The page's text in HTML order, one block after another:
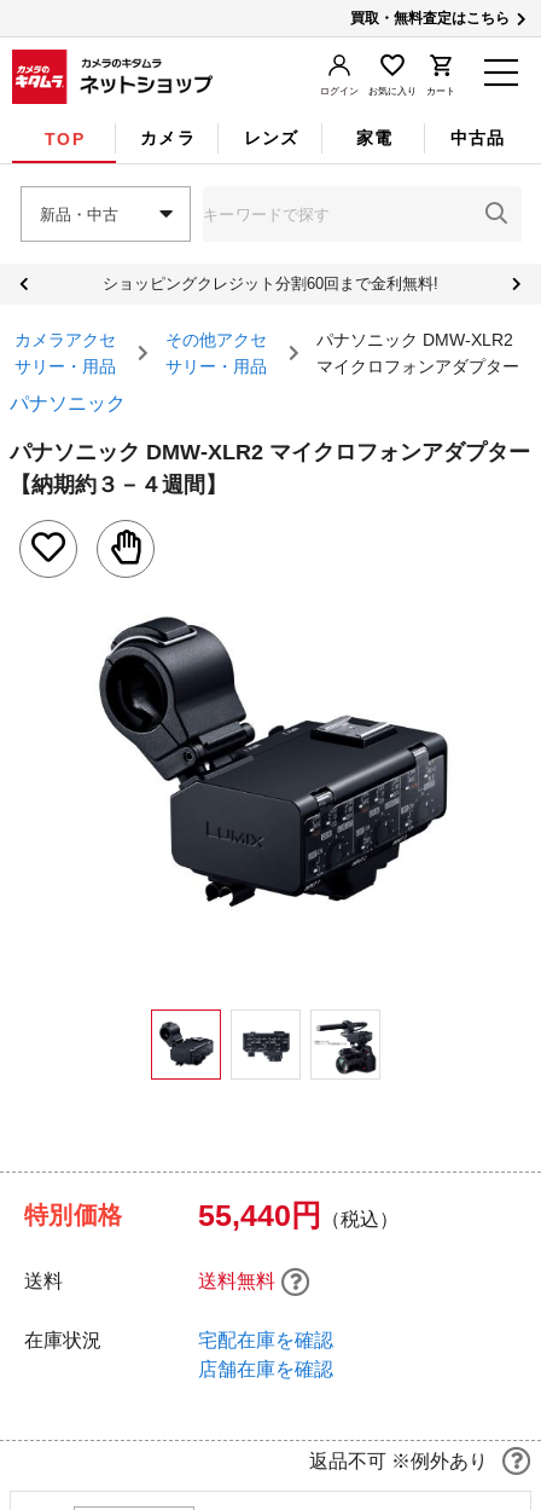
買取・無料査定はこちら
ログイン お気に入り カート
TOP カメラ レンズ 家電 中古品
新品・中古
ショッピングクレジット分割60回まで金利無料!
カメラアクセ
サリー・用品
その他アクセ
サリー・用品
パナソニック DMW-XLR2
マイクロフォンアダプター
パナソニック
パナソニック DMW-XLR2 マイクロフォンアダプター
【納期約３－４週間】
特別価格 55,440円 （税込）
送料 送料無料
在庫状況
宅配在庫を確認
店舗在庫を確認
返品不可 ※例外あり